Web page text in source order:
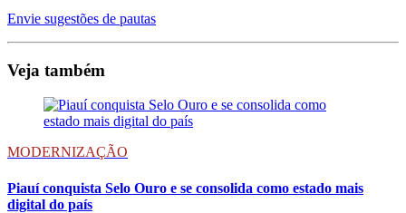
Envie sugestões de pautas
Veja também
MODERNIZAÇÃO
Piauí conquista Selo Ouro e se consolida como estado mais
digital do país